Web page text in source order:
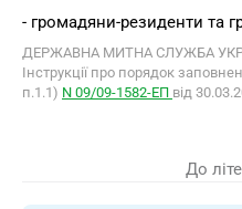
- громадяни-резиденти та
ДЕРЖАВНА МИТНА СЛУЖБА
Інструкції про порядок
п.1.1) N 09/09-1582-ЕП від
До